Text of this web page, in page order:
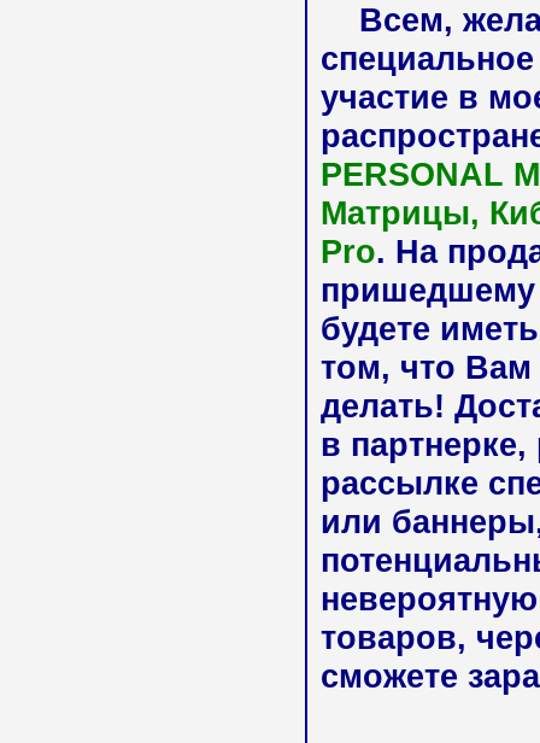
Всем,
участие в
PERSONAL
Матрицы,
Pro. На
будете
том, что Вам
делать!
в
рассылке
или
товаров,
сможете